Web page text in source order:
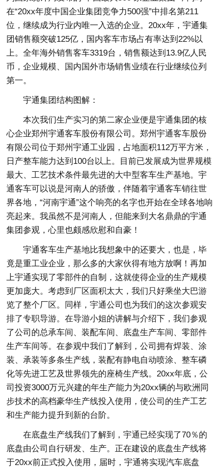
在“20xx年度中国企业集团竞争力500强”中排名第211
位，继续成为行业内唯一入选的企业。20xx年，宇通集
团销售额突破125亿，国内客车市场占有率达到22%以
上。全年海外销售客车3319台，销售额达到13.9亿人民
币，企业规模、国内国外市场销售业绩在行业继续位列
第一。
宇通集团结构图解：
本次我们生产实习的第二家企业便是宇通集团的核
心企业郑州宇通客车股份有限公司。郑州宇通客车股份
有限公司位于郑州宇通工业园，占地面积112万平方米，
日产整车能力达到100台以上。目前已发展成为世界规模
最大、工艺技术条件最先进的大中型客车生产基地。宇
通客车可以说是河南人的骄傲，伴随着宇通客车销往世
界各地，“河南宇通”这个响亮的名字也开始在全球各地响
亮起来。我虽然不是河南人，但能来到大名鼎鼎的宇通
集团参观，心里也颇感欣慰和自豪！
宇通客车生产基地比我想象中的还要大，也是，毕
竟是重工业企业，那么多的大家伙得有地方放啊！再加
上宇通实现了零部件的自制，这就使得企业的生产规模
更加庞大。考虑到厂区面积太大，我们只好乘坐大巴游
览了整个厂区。同样，宇通公司也为我们的这次参观安
排了专职导游。在导游小姐的讲解与介绍下，我们参观
了公司的总承车间、装配车间、底盘生产车间、零部件
生产车间等。在参观中我们了解到，公司拥有焊装、涂
装、承装等多条生产线，装配有静电自动喷涂、整车磷
化等先进工艺及世界领先的座椅生产线。20xx年底，公
司投资3000万元兴建的年生产能力为20xx辆的与欧洲同
步技术的高档豪华生产线投入使用，使公司的生产工艺
和生产能力提升到新的台阶。
在底盘生产线我们了解到，宇通已经实现了70％的
底盘由公司自行研发、生产。正在建设的底盘生产线将
于20xx前正式投入使用，届时，宇通将实现汽车底盘